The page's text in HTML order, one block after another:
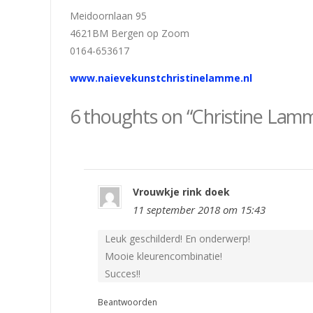
Meidoornlaan 95
4621BM Bergen op Zoom
0164-653617
www.naievekunstchristinelamme.nl
6 thoughts on “Christine
Vrouwkje rink doek
11 september 2018 om 15:43
Leuk geschilderd! En onderwerp!
Mooie kleurencombinatie!
Succes!!
Beantwoorden